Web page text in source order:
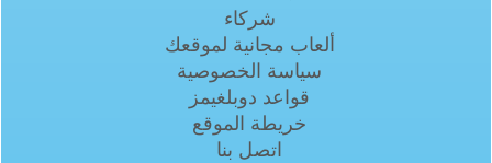
شركاء
ألعاب مجانية لموقعك
سياسة الخصوصية
قواعد دوبلغيمز
خريطة الموقع
اتصل بنا